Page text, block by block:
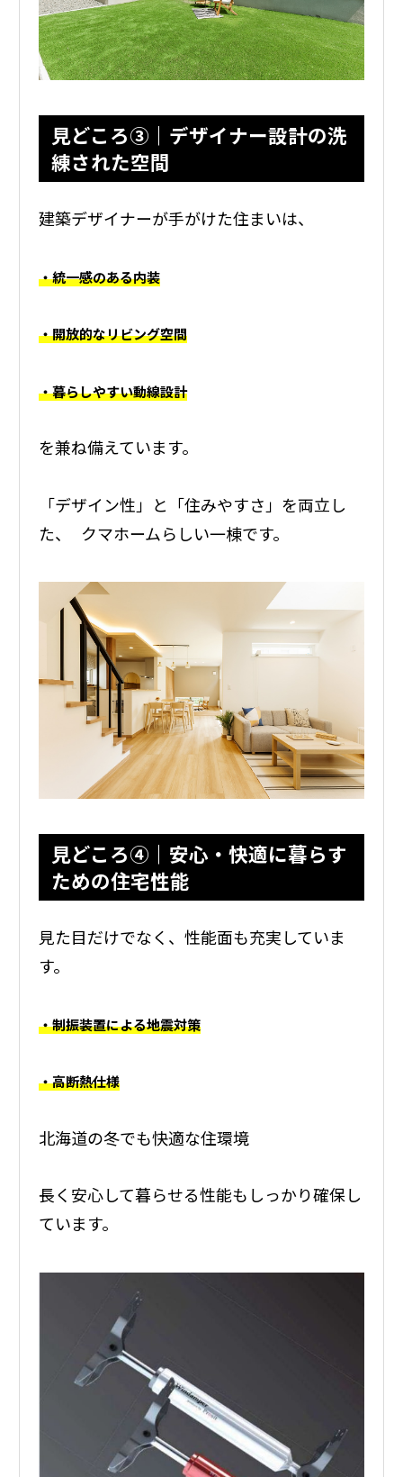
見どころ③｜デザイナー設計の洗
練された空間
建築デザイナーが手がけた住まいは、
・統一感のある内装
・開放的なリビング空間
・暮らしやすい動線設計
を兼ね備えています。
「デザイン性」と「住みやすさ」を両立し
た、 クマホームらしい一棟です。
見どころ④｜安心・快適に暮らす
ための住宅性能
見た目だけでなく、性能面も充実していま
す。
・制振装置による地震対策
・高断熱仕様
北海道の冬でも快適な住環境
長く安心して暮らせる性能もしっかり確保し
ています。